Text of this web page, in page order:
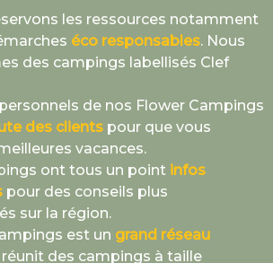
les ressources notamment
éco responsables. Nous
des campings labellisés Clef
de nos Flower Campings
des clientspour que vous
vacances.
ont tous un point infos
pour des conseils plus
sur la région.
est un grand réseau
des campings à taille